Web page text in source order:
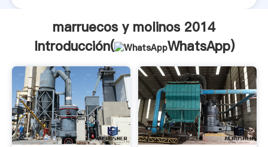
marruecos y molinos 2014
Introducción(
WhatsApp)